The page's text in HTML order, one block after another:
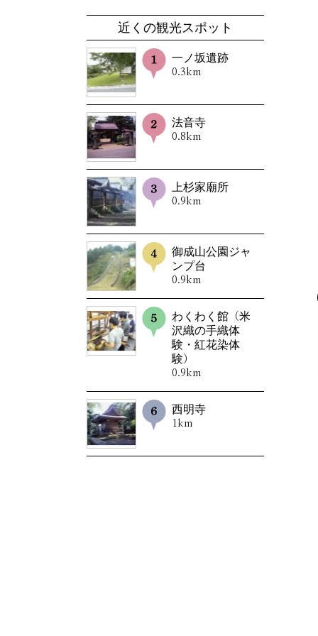
近くの観光スポット
一ノ坂遺跡
0.3km
法音寺
0.8km
上杉家廟所
0.9km
御成山公園ジャ
ンプ台
0.9km
わくわく館（米
沢織の手織体
験・紅花染体
験）
0.9km
西明寺
1km